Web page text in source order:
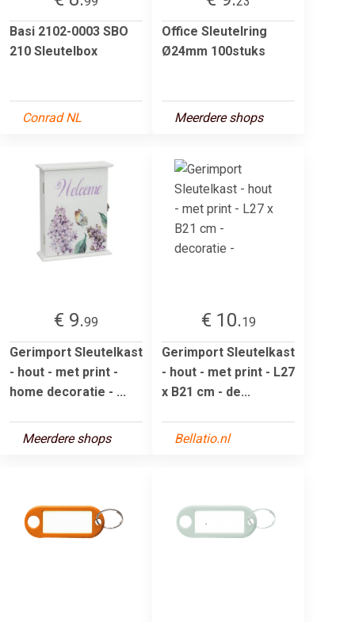
Basi 2102-0003 SBO
210 Sleutelbox
Conrad NL
Office Sleutelring
Ø24mm 100stuks
Meerdere shops
€ 9.99
Gerimport Sleutelkast
- hout - met print -
home decoratie - ...
Meerdere shops
€ 10.19
Gerimport Sleutelkast
- hout - met print - L27
x B21 cm - de...
Bellatio.nl